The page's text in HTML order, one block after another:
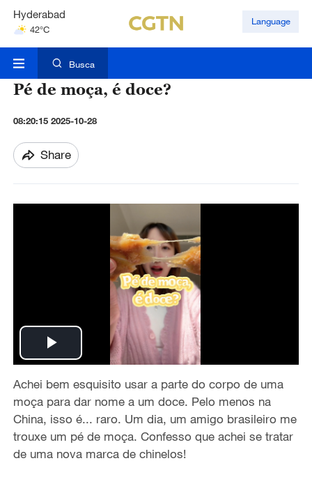
Hyderabad
42°C
Mumbai
Language
Busca
Pé de moça, é doce?
08:20:15 2025-10-28
Share
P
l
a
y
Achei bem esquisito usar a parte do corpo de uma
moça para dar nome a um doce. Pelo menos na
China, isso é... raro. Um dia, um amigo brasileiro me
trouxe um pé de moça. Confesso que achei se tratar
de uma nova marca de chinelos!